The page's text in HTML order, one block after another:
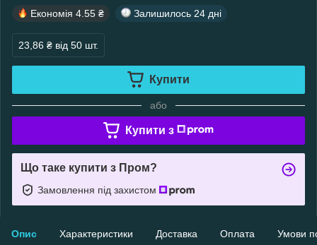
Економія 4.55 ₴ Залишилось 24 дні
23,86 ₴ від 50 шт.
Купити
або
Купити з
Що таке купити з Пром?
Замовлення під захистом
Опис Характеристики Доставка Оплата Умови